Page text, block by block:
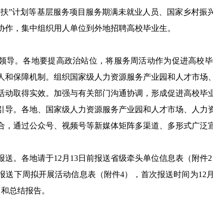
”计划等基层服务项目服务期满未就业人员、国家乡村
作，集中组织用人单位到外地招聘高校毕业生。
导。各地要提高政治站位，将服务周活动作为促进高校
和保障机制。组织国家级人力资源服务产业园和人才市
动取得实效。加强与有关部门沟通协调，形成促进高校毕
导。各地、国家级人力资源服务产业园和人才市场、人
，通过公众号、视频号等新媒体矩阵多渠道、多形式广
送。各地请于12月13日前报送省级牵头单位信息表（附
送下周拟开展活动信息表（附件4），首次报送时间为12
总结报告。